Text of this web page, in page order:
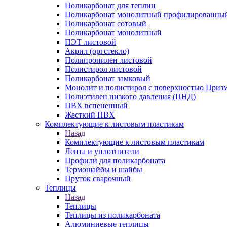
Поликарбонат для теплиц
Поликарбонат монолитный
Поликарбонат сотовый
Поликарбонат монолитный
ПЭТ листовой
Акрил (оргстекло)
Полипропилен листовой
Полистирол листовой
Поликарбонат замковый
Монолит и полистирол с поверхностью
Полиэтилен низкого давления (ПНД)
ПВХ вспененный
Жесткий ПВХ
Комплектующие к листовым пластикам
Назад
Комплектующие к листовым пластикам
Лента и уплотнители
Профили для поликарбоната
Термошайбы и шайбы
Пруток сварочный
Теплицы
Назад
Теплицы
Теплицы из поликарбоната
Алюминиевые теплицы